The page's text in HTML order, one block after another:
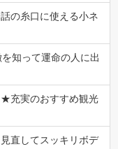
の糸口に使える小ネ
知って運命の人に出
充実のおすすめ観光
直してスッキリボデ